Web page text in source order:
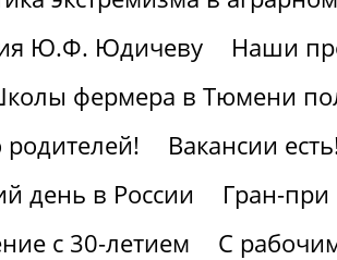
Ю.Ф. Юдичеву
Наши
фермера в Тюмени
Вакансии
день в России
Гран-
с 30-летием
С